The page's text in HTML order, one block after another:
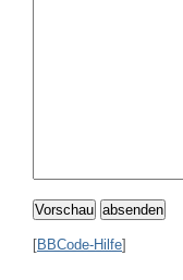
Vorschau absenden
[BBCode-Hilfe]